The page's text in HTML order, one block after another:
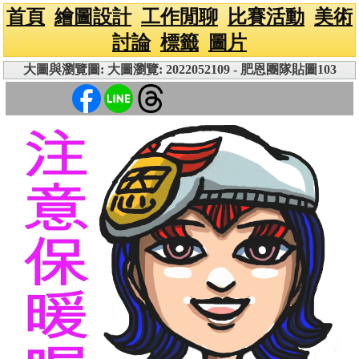
首頁 繪圖設計 工作閒聊 比賽活動 美術
討論 標籤 圖片
大圖與瀏覽圖: 大圖瀏覽: 2022052109 - 肥恩團隊貼圖103